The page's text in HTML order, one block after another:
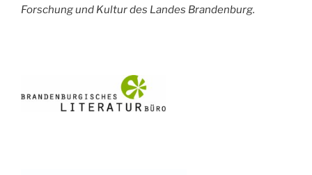
Forschung und Kultur des Landes Brandenburg.